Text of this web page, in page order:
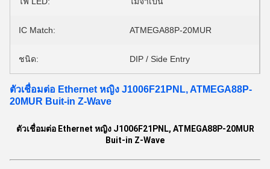
IC Match: ATMEGA88P-20MUR
ชนิด: DIP / Side Entry
ตัวเชื่อมต่อ Ethernet หญิง J1006F21PNL, ATMEGA88P-
20MUR Buit-in Z-Wave
ตัวเชื่อมต่อ Ethernet หญิง J1006F21PNL, ATMEGA88P-20MUR
Buit-in Z-Wave